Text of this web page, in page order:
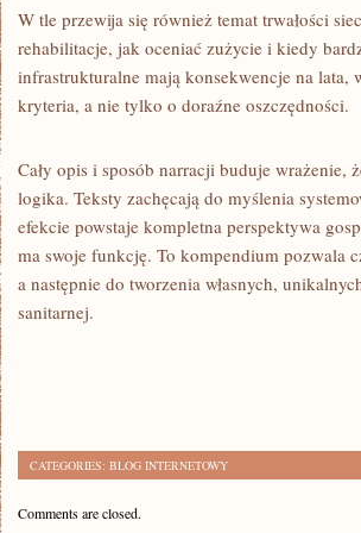
W tle przewija się również temat trwałości
rehabilitacje, jak oceniać zużycie i kiedy
infrastrukturalne mają konsekwencje na
kryteria, a nie tylko o doraźne oszczędności.
Cały opis i sposób narracji buduje
logika. Teksty zachęcają do myślenia
efekcie powstaje kompletna perspektywa
ma swoje funkcję. To kompendium pozwala
a następnie do tworzenia własnych,
sanitarnej.
CATEGORIES: BLOG INTERNETOWY
Comments are closed.